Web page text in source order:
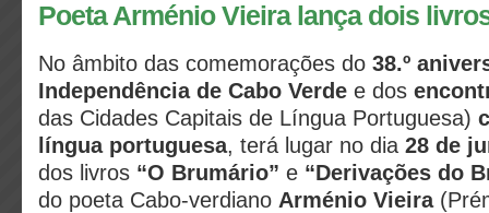
Poeta Arménio Vieira lança dois
No âmbito das comemorações do 38.º
Independência de Cabo Verde e dos
das Cidades Capitais de Língua Portuguesa)
língua portuguesa, terá lugar no dia 28 de
dos livros “O Brumário” e “Derivações do
do poeta Cabo-verdiano Arménio Vieira